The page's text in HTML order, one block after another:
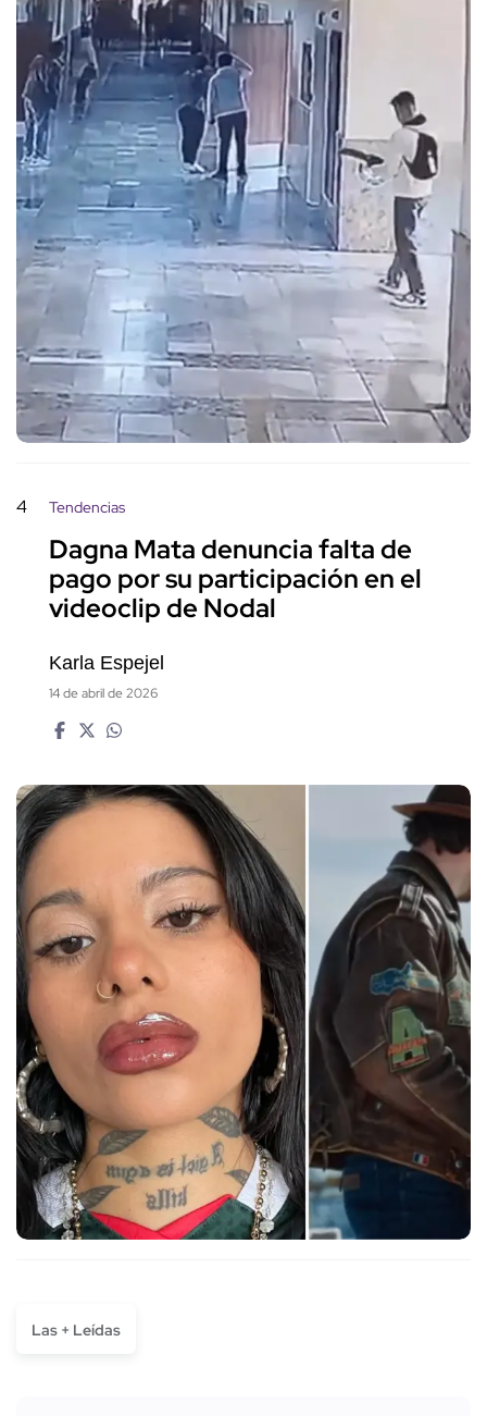
4 Tendencias
Dagna Mata denuncia falta de
pago por su participación en el
videoclip de Nodal
Karla Espejel
14 de abril de 2026
Las + Leídas